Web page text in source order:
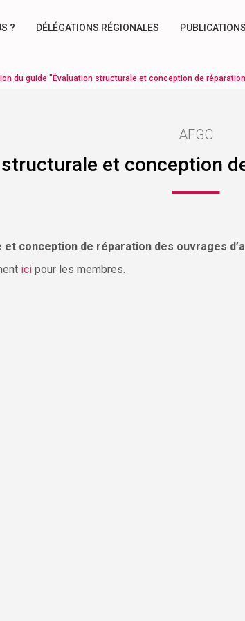
? DÉLÉGATIONS RÉGIONALES PUBLICATIONS
du guide "Évaluation structurale et conception de
AFGC
et conception
conception de réparation des ouvrages
ici pour les membres.